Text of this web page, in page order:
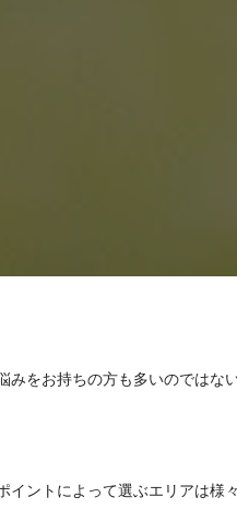
をお持ちの方も多いのではな
ントによって選ぶエリアは様々